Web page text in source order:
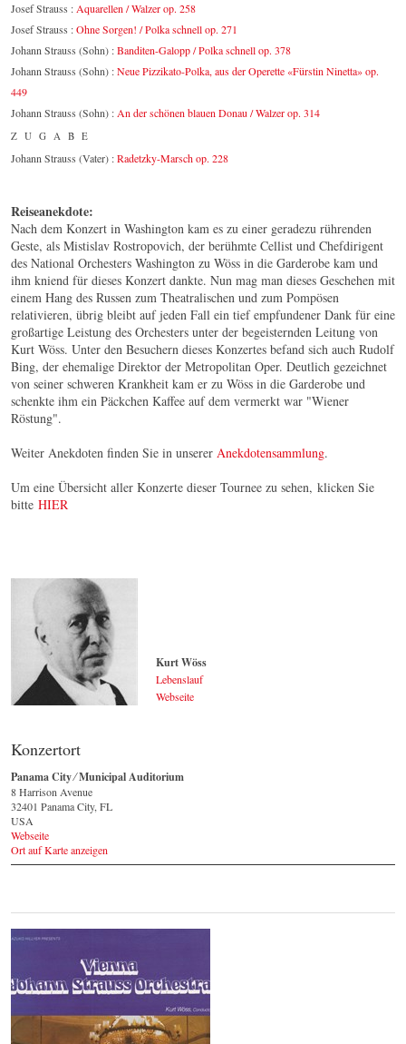
Josef Strauss : Aquarellen / Walzer op. 258
Josef Strauss :Ohne Sorgen! / Polka schnell op. 271
Johann Strauss (Sohn) :Banditen-Galopp / Polka schnell op. 378
Johann Strauss (Sohn) :Neue Pizzikato-Polka, aus der Operette «Fürstin Ninetta» op.
449
Johann Strauss (Sohn) : An der schönen blauen Donau / Walzer op. 314
ZUGABE
Johann Strauss (Vater) :Radetzky-Marsch op. 228
Reiseanekdote:
Nach dem Konzert in Washington kam es zu einer geradezu rührenden
Geste, als Mistislav Rostropovich, der berühmte Cellist und Chefdirigent
des National Orchesters Washington zu Wöss in die Garderobe kam und
ihm kniend für dieses Konzert dankte. Nun mag man dieses Geschehen mit
einem Hang des Russen zum Theatralischen und zum Pompösen
relativieren, übrig bleibt auf jeden Fall ein tief empfundener Dank für eine
großartige Leistung des Orchesters unter der begeisternden Leitung von
Kurt Wöss. Unter den Besuchern dieses Konzertes befand sich auch Rudolf
Bing, der ehemalige Direktor der Metropolitan Oper. Deutlich gezeichnet
von seiner schweren Krankheit kam er zu Wöss in die Garderobe und
schenkte ihm ein Päckchen Kaffee auf dem vermerkt war "Wiener
Röstung".
Weiter Anekdoten finden Sie in unserer Anekdotensammlung.
Um eine Übersicht aller Konzerte dieser Tournee zu sehen, klicken Sie
bitte HIER
Kurt Wöss
Lebenslauf
Webseite
Konzertort
Panama City ⁄ Municipal Auditorium
8 Harrison Avenue
32401 Panama City, FL
USA
Webseite
Ort auf Karte anzeigen